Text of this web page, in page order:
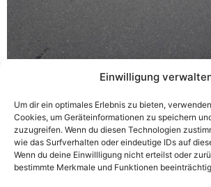
Einwilligung
Um dir ein optimales Erlebnis zu bieten,
Cookies, um Geräteinformationen zu speichern
zuzugreifen. Wenn du diesen Technologien
wie das Surfverhalten oder eindeutige IDs auf
Wenn du deine Einwillligung nicht erteilst oder
bestimmte Merkmale und Funktionen